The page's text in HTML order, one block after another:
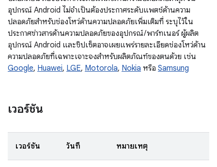
อุปกรณ์ Android ไม่จำเป็นต้องประกาศระดับแพตช์ด้านความ
ปลอดภัยสำหรับช่องโหว่ด้านความปลอดภัยเพิ่มเติมที่ ระบุไว้ใน
ประกาศข่าวสารด้านความปลอดภัยของอุปกรณ์ / พาร์ทเนอร์ ผู้ผลิต
อุปกรณ์ Android และชิปเซ็ตอาจเผยแพร่รายละเอียดช่องโหว่ด้าน
ความปลอดภัยที่เฉพาะเจาะจงสำหรับผลิตภัณฑ์ของตนด้วย เช่น
Google, Huawei, LGE, Motorola, Nokia หรือ Samsung
เวอร์ชัน
เวอร์ชัน วันที่ หมายเหตุ